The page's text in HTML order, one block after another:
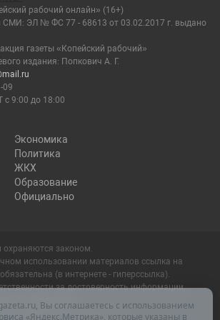
Экономика
Политика
ЖКХ
Образование
Официально
рабочий онлайн» (16+)
СМИ: ЭЛ № ФС 77 - 68613 от 03.02.2017 г. выдано
газеты «Копейский рабочий»
издания: Попкович А. Г.
09
9:00 до 18:00
законом.
использовании материалов ссылка на
(в интернете - гиперссылка).
за достоверность информации,
объявлениях.
содержать материалы 16+
Вы соглашаетесь с использованием
«Яндекс.Метрика», которые указаны в